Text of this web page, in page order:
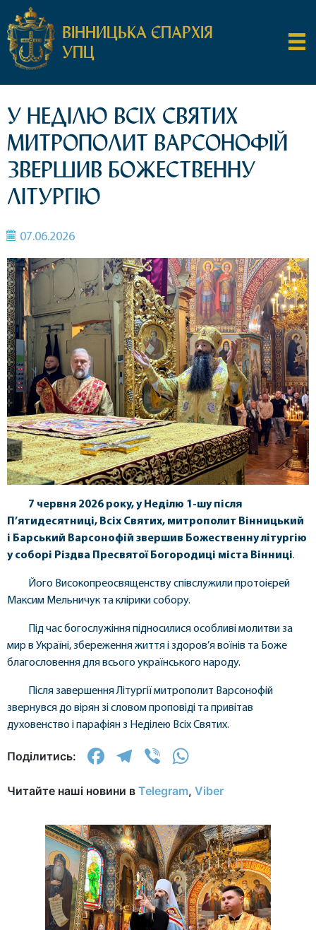
ВІННИЦЬКА ЄПАРХІЯ
УПЦ
У НЕДІЛЮ ВСІХ СВЯТИХ
МИТРОПОЛИТ ВАРСОНОФІЙ
ЗВЕРШИВ БОЖЕСТВЕННУ
ЛІТУРГІЮ
07.06.2026
7 червня 2026 року, у Неділю 1-шу після
П’ятидесятниці, Всіх Святих, митрополит Вінницький
і Барський Варсонофій звершив Божественну літургію
у соборі Різдва Пресвятої Богородиці міста Вінниці.
Його Високопреосвященству співслужили протоієрей
Максим Мельничук та клірики собору.
Під час богослужіння підносилися особливі молитви за
мир в Україні, збереження життя і здоров’я воїнів та Боже
благословення для всього українського народу.
Після завершення Літургії митрополит Варсонофій
звернувся до вірян зі словом проповіді та привітав
духовенство і парафіян з Неділею Всіх Святих.
Поділитись: Facebook
Telegram
Viber
Читайте наші новини в Telegram, Viber